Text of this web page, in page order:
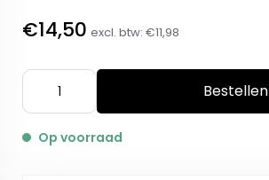
€14,50 excl. btw: €11,98
Bestellen
Op voorraad